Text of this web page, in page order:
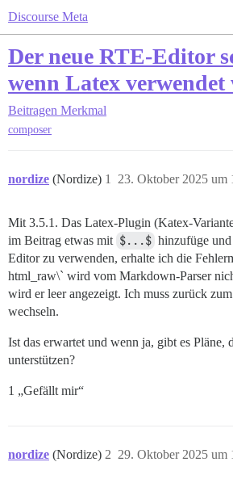
Discourse Meta
Der neue RTE-Editor
wenn Latex
Beitragen Merkmal
composer
nordize (Nordize) 23. Oktober 2025 um
1
Mit 3.5.1. Das Latex-Plugin (Katex-
im Beitrag etwas mit $...$ hinzufüge
Editor zu verwenden, erhalte ich die
html_raw\` wird vom Markdown-Parser
wird er leer angezeigt. Ich muss zurück
wechseln.
Ist das erwartet und wenn ja, gibt es Pläne,
unterstützen?
1 „Gefällt mir“
nordize (Nordize) 29. Oktober 2025 um
2